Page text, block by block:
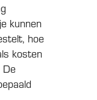
kunnen
hoe
kosten
De